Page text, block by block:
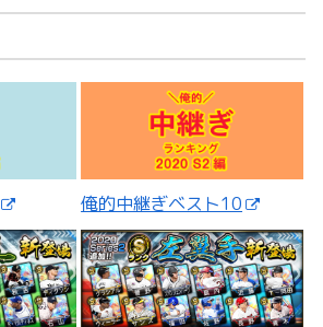
俺的中継ぎベスト10